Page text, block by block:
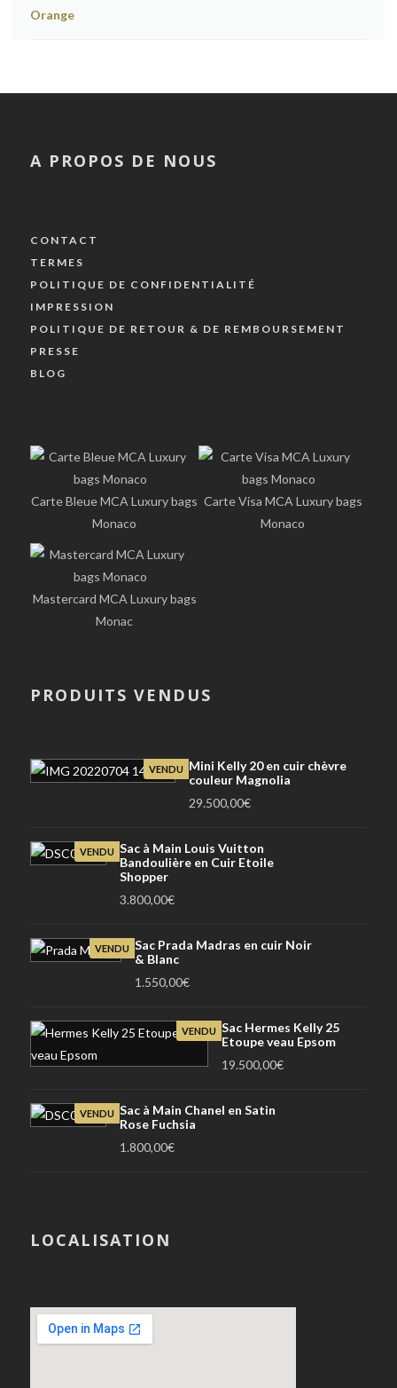
A PROPOS DE NOUS
CONTACT
TERMES
POLITIQUE DE CONFIDENTIALITÉ
IMPRESSION
POLITIQUE DE RETOUR & DE REMBOURSEMENT
PRESSE
BLOG
Carte Bleue MCA Luxury bags
Monaco
Carte Visa MCA Luxury bags
Monaco
Mastercard MCA Luxury bags
Monac
PRODUITS VENDUS
VENDU
Mini Kelly 20 en cuir chèvre
couleur Magnolia
29.500,00€
VENDU Sac à Main Louis Vuitton
Bandoulière en Cuir Etoile
Shopper
3.800,00€
VENDU Sac Prada Madras en cuir Noir
& Blanc
1.550,00€
VENDU Sac Hermes Kelly 25
Etoupe veau Epsom
19.500,00€
VENDU Sac à Main Chanel en Satin
Rose Fuchsia
1.800,00€
LOCALISATION